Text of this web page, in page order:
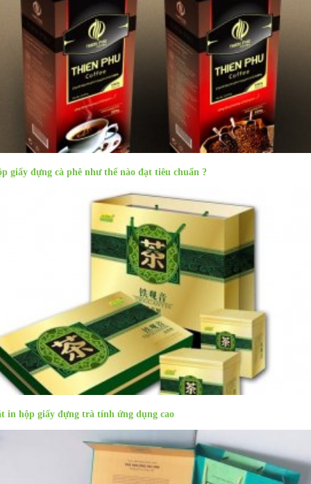
giấy đựng cà phê như thế nào đạt tiêu chuẩn ?
in hộp giấy đựng trà tính ứng dụng cao